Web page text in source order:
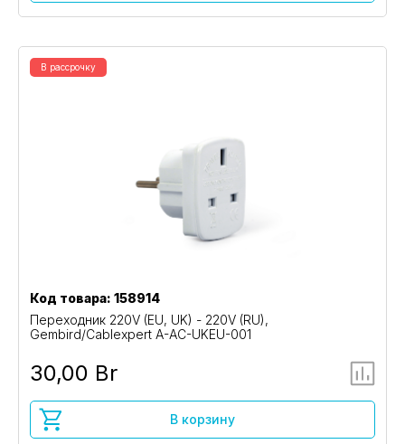
В рассрочку
Код товара: 158914
Переходник 220V (EU, UK) - 220V (RU),
Gembird/Cablexpert A-AC-UKEU-001
30,00 Br
В корзину